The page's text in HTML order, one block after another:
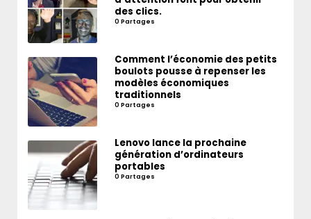
des clics.
0 Partages
Comment l’économie des petits
boulots pousse à repenser les
modèles économiques
traditionnels
0 Partages
Lenovo lance la prochaine
génération d’ordinateurs
portables
0 Partages